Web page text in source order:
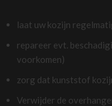
laat uw kozijn
repareer evt.
voorkomen)
zorg dat kunststof
Verwijder de